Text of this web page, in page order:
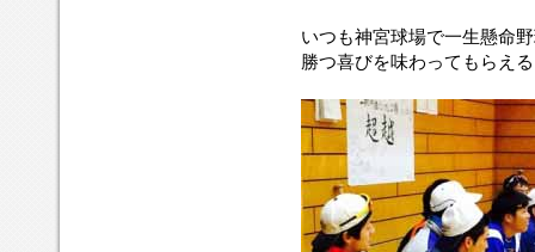
いつも神宮球場で一生懸命
勝つ喜びを味わってもらえ